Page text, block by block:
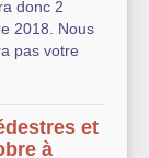
donc 2
2018. Nous
pas votre
et
à